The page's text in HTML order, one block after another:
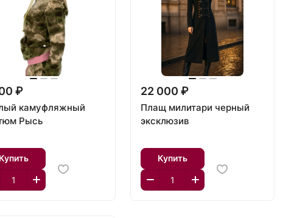
₽
камуфляжный
Рысь
Купить
22 000 ₽
Плащ милитари черный
эксклюзив
Купить